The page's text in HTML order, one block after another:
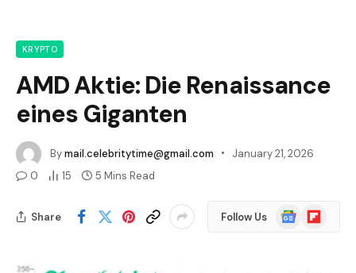
KRYPTO
AMD Aktie: Die Renaissance
eines Giganten
Bymail.celebritytime@gmail.com
January 21, 2026
0
15 5 Mins Read
Share Follow Us
Google
News
Flipboard